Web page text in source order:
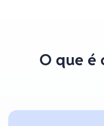
O que é